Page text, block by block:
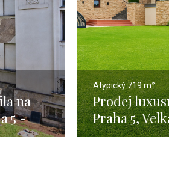
na
5 -
Atypický719 m²
Prodej
Praha 5,
Chuchle -